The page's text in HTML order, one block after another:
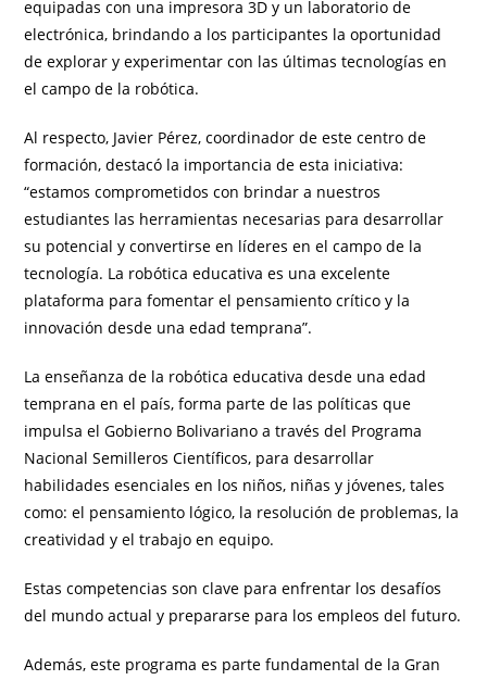
equipadas con una impresora 3D y un laboratorio de
electrónica, brindando a los participantes la oportunidad
de explorar y experimentar con las últimas tecnologías en
el campo de la robótica.
Al respecto, Javier Pérez, coordinador de este centro de
formación, destacó la importancia de esta iniciativa:
“estamos comprometidos con brindar a nuestros
estudiantes las herramientas necesarias para desarrollar
su potencial y convertirse en líderes en el campo de la
tecnología. La robótica educativa es una excelente
plataforma para fomentar el pensamiento crítico y la
innovación desde una edad temprana”.
La enseñanza de la robótica educativa desde una edad
temprana en el país, forma parte de las políticas que
impulsa el Gobierno Bolivariano a través del Programa
Nacional Semilleros Científicos, para desarrollar
habilidades esenciales en los niños, niñas y jóvenes, tales
como: el pensamiento lógico, la resolución de problemas, la
creatividad y el trabajo en equipo.
Estas competencias son clave para enfrentar los desafíos
del mundo actual y prepararse para los empleos del futuro.
Además, este programa es parte fundamental de la Gran